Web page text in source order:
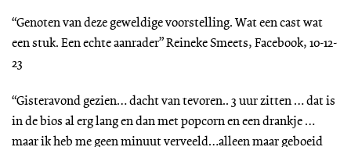
“Genoten van deze geweldige voorstelling. Wat een cast wat
een stuk. Een echte aanrader” Reineke Smeets, Facebook, 10-12-
23
“Gisteravond gezien… dacht van tevoren.. 3 uur zitten … dat is
in de bios al erg lang en dan met popcorn en een drankje …
maar ik heb me geen minuut verveeld…alleen maar geboeid